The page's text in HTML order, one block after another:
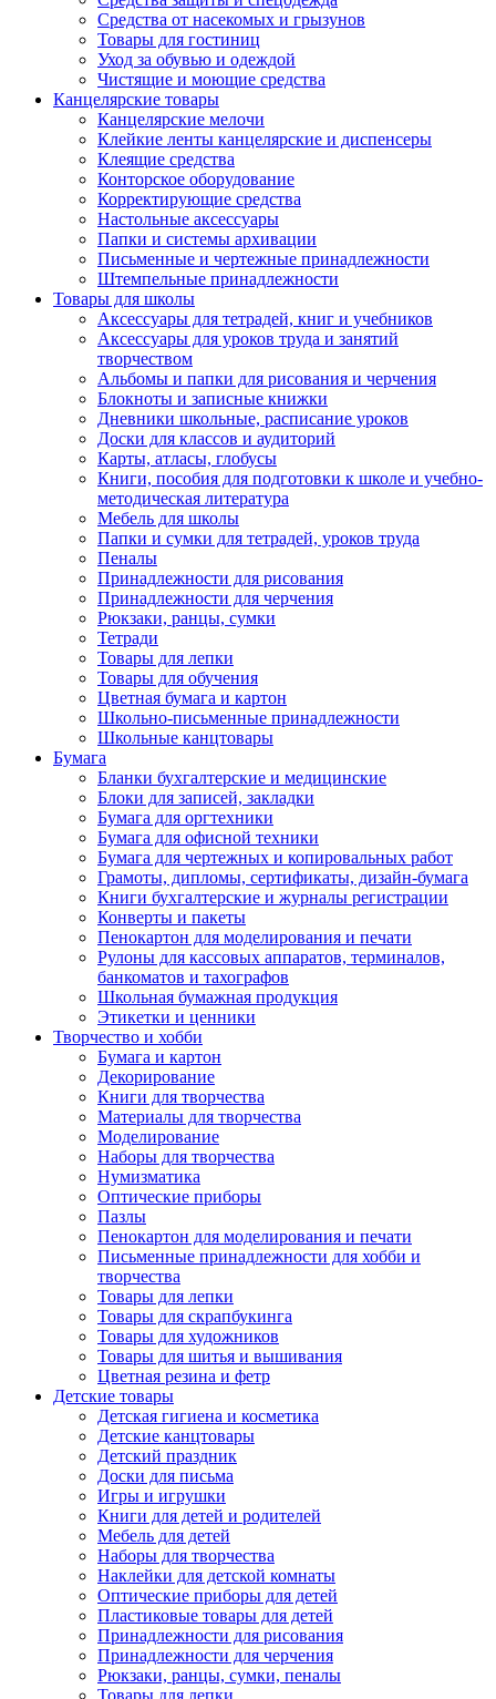
Средства от насекомых и грызунов
Товары для гостиниц
Уход за обувью и одеждой
Чистящие и моющие средства
Канцелярские товары
Канцелярские мелочи
Клейкие ленты канцелярские и диспенсеры
Клеящие средства
Конторское оборудование
Корректирующие средства
Настольные аксессуары
Папки и системы архивации
Письменные и чертежные принадлежности
Штемпельные принадлежности
Товары для школы
Аксессуары для тетрадей, книг и учебников
Аксессуары для уроков труда и занятий
творчеством
Альбомы и папки для рисования и черчения
Блокноты и записные книжки
Дневники школьные, расписание уроков
Доски для классов и аудиторий
Карты, атласы, глобусы
Книги, пособия для подготовки к школе и учебно-
методическая литература
Мебель для школы
Папки и сумки для тетрадей, уроков труда
Пеналы
Принадлежности для рисования
Принадлежности для черчения
Рюкзаки, ранцы, сумки
Тетради
Товары для лепки
Товары для обучения
Цветная бумага и картон
Школьно-письменные принадлежности
Школьные канцтовары
Бумага
Бланки бухгалтерские и медицинские
Блоки для записей, закладки
Бумага для оргтехники
Бумага для офисной техники
Бумага для чертежных и копировальных работ
Грамоты, дипломы, сертификаты, дизайн-бумага
Книги бухгалтерские и журналы регистрации
Конверты и пакеты
Пенокартон для моделирования и печати
Рулоны для кассовых аппаратов, терминалов,
банкоматов и тахографов
Школьная бумажная продукция
Этикетки и ценники
Творчество и хобби
Бумага и картон
Декорирование
Книги для творчества
Материалы для творчества
Моделирование
Наборы для творчества
Нумизматика
Оптические приборы
Пазлы
Пенокартон для моделирования и печати
Письменные принадлежности для хобби и
творчества
Товары для лепки
Товары для скрапбукинга
Товары для художников
Товары для шитья и вышивания
Цветная резина и фетр
Детские товары
Детская гигиена и косметика
Детские канцтовары
Детский праздник
Доски для письма
Игры и игрушки
Книги для детей и родителей
Мебель для детей
Наборы для творчества
Наклейки для детской комнаты
Оптические приборы для детей
Пластиковые товары для детей
Принадлежности для рисования
Принадлежности для черчения
Рюкзаки, ранцы, сумки, пеналы
Товары для лепки